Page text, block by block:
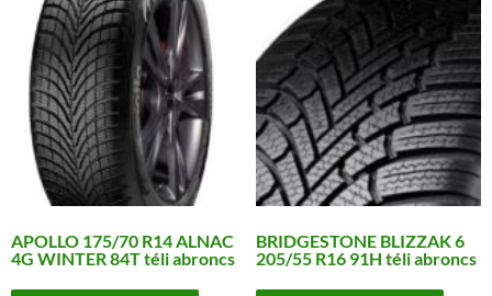
APOLLO 175/70 R14 ALNAC
4G WINTER 84T téli abroncs
BRIDGESTONE BLIZZAK 6
205/55 R16 91H téli abroncs